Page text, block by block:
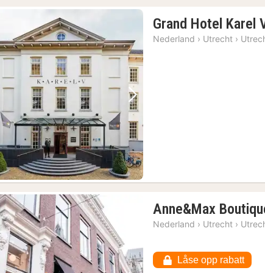
Forrige bilde Neste bilde
Grand Hotel Karel
Nederland › Utrecht ›
Anne&Max
Nederland › Utrecht ›
Låse opp rabatt